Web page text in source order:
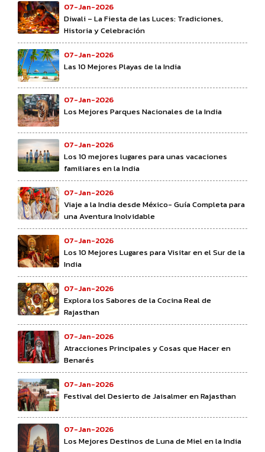
07-Jan-2026
Diwali – La Fiesta de las Luces: Tradiciones,
Historia y Celebración
07-Jan-2026
Las 10 Mejores Playas de la India
07-Jan-2026
Los Mejores Parques Nacionales de la India
07-Jan-2026
Los 10 mejores lugares para unas vacaciones
familiares en la India
07-Jan-2026
Viaje a la India desde México- Guía Completa para
una Aventura Inolvidable
07-Jan-2026
Los 10 Mejores Lugares para Visitar en el Sur de la
India
07-Jan-2026
Explora los Sabores de la Cocina Real de
Rajasthan
07-Jan-2026
Atracciones Principales y Cosas que Hacer en
Benarés
07-Jan-2026
Festival del Desierto de Jaisalmer en Rajasthan
07-Jan-2026
Los Mejores Destinos de Luna de Miel en la India